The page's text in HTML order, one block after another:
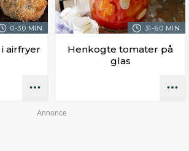
0-30 MIN.
airfryer
31-60 MIN.
Henkogte tomater på
glas